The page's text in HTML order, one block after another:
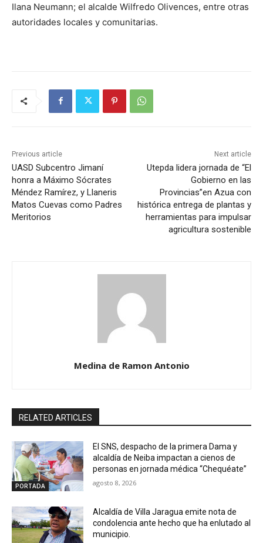
Ilana Neumann; el alcalde Wilfredo Olivences, entre otras
autoridades locales y comunitarias.
Previous article
UASD Subcentro Jimaní
honra a Máximo Sócrates
Méndez Ramírez, y Llaneris
Matos Cuevas como Padres
Meritorios
Next article
Utepda lidera jornada de “El
Gobierno en las
Provincias”en Azua con
histórica entrega de plantas y
herramientas para impulsar
agricultura sostenible
Medina de Ramon Antonio
RELATED ARTICLES
PORTADA
El SNS, despacho de la primera Dama y
alcaldía de Neiba impactan a cienos de
personas en jornada médica “Chequéate”
agosto 8, 2026
Alcaldía de Villa Jaragua emite nota de
condolencia ante hecho que ha enlutado al
municipio.